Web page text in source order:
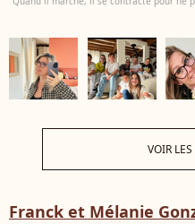
VOIR
Franck et Mélanie